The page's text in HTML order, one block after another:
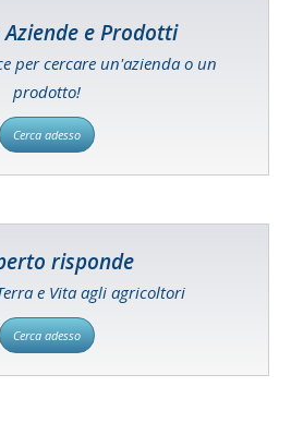
e Prodotti
per cercare un'azienda o un
prodotto!
Cerca adesso
risponde
e Vita agli agricoltori
Cerca adesso